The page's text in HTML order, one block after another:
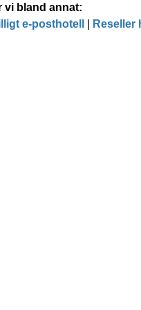
vi bland annat:
e-posthotell Reseller